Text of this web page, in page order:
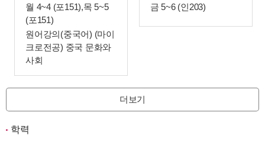
월 4~4 (포151),목 5~5
(포151)
원어강의(중국어) (마이
크로전공) 중국 문화와
사회
금 5~6 (인203)
더보기
학력